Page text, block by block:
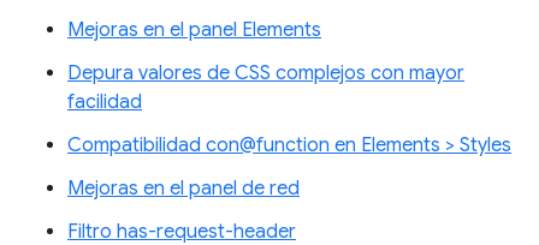
Mejoras en el panel Elements
Depura valores de CSS complejos con mayor
facilidad
Compatibilidad con@function en Elements > Styles
Mejoras en el panel de red
Filtro has-request-header